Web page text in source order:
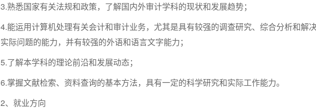
3.熟悉国家有关法规和政策，了解国内外审计学科的现状和发展趋势；
4.能运用计算机处理有关会计和审计业务，尤其是具有较强的调查研究、综合分析和解
实际问题的能力，并有较强的外语和语言文字能力；
5.了解本学科的理论前沿和发展动态；
6.掌握文献检索、资料查询的基本方法，具有一定的科学研究和实际工作能力。
2、就业方向